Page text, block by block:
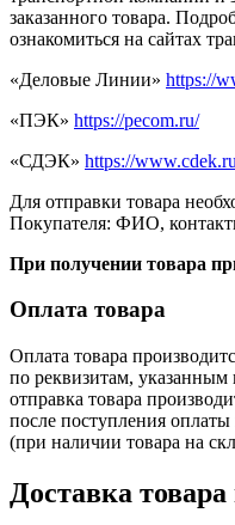
заказанного товара.
ознакомиться на сайтах
«Деловые Линии» https://
«ПЭК» https://pecom.ru/
«СДЭК» https://
Для отправки товара
Покупателя: ФИО,
При получении товара
Оплата товара
Оплата товара
по реквизитам, указанным
отправка товара
после поступления
(при наличии товара на
Доставка